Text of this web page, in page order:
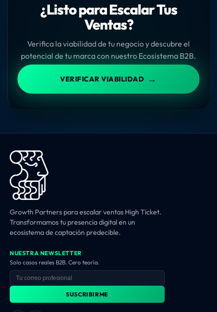
¿Listo para Escalar Tus
Ventas?
Verifica la viabilidad de tu negocio y descubre el
potencial de tu marca con nuestro Ecosistema B2B.
VERIFICAR VIABILIDAD →
Growth Partners para escalar ventas High Ticket.
Transformamos tu presencia digital en un
ecosistema de captación predecible.
NUESTRA NEWSLETTER
Solo casos reales B2B. Cero teoría.
SUSCRIBIRME